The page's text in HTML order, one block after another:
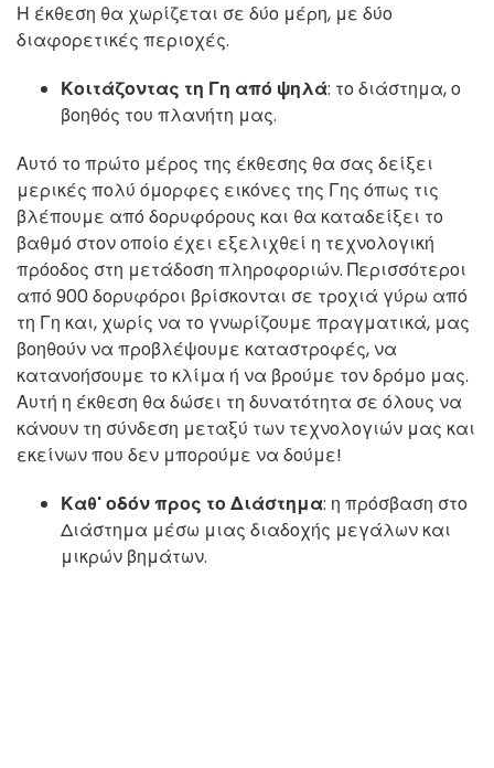
Η έκθεση θα χωρίζεται σε δύο μέρη, με δύο
διαφορετικές περιοχές.
Κοιτάζοντας τη Γη από ψηλά: το διάστημα, ο
βοηθός του πλανήτη μας.
Αυτό το πρώτο μέρος της έκθεσης θα σας δείξει
μερικές πολύ όμορφες εικόνες της Γης όπως τις
βλέπουμε από δορυφόρους και θα καταδείξει το
βαθμό στον οποίο έχει εξελιχθεί η τεχνολογική
πρόοδος στη μετάδοση πληροφοριών. Περισσότεροι
από 900 δορυφόροι βρίσκονται σε τροχιά γύρω από
τη Γη και, χωρίς να το γνωρίζουμε πραγματικά, μας
βοηθούν να προβλέψουμε καταστροφές, να
κατανοήσουμε το κλίμα ή να βρούμε τον δρόμο μας.
Αυτή η έκθεση θα δώσει τη δυνατότητα σε όλους να
κάνουν τη σύνδεση μεταξύ των τεχνολογιών μας και
εκείνων που δεν μπορούμε να δούμε!
Καθ' οδόν προς το Διάστημα: η πρόσβαση στο
Διάστημα μέσω μιας διαδοχής μεγάλων και
μικρών βημάτων.